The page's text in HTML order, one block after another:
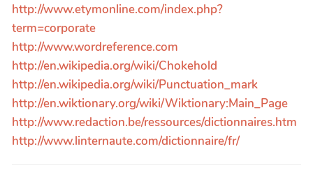
http://www.etymonline.com/index.php?
term=corporate
http://www.wordreference.com
http://en.wikipedia.org/wiki/Chokehold
http://en.wikipedia.org/wiki/Punctuation_mark
http://en.wiktionary.org/wiki/Wiktionary:Main_Page
http://www.redaction.be/ressources/dictionnaires.htm
http://www.linternaute.com/dictionnaire/fr/